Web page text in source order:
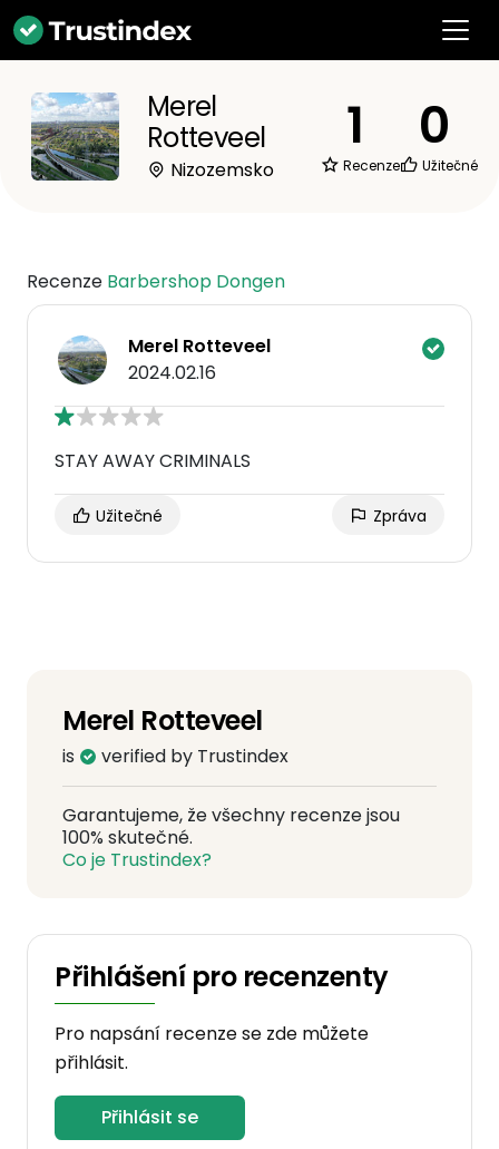
Merel
Rotteveel
Nizozemsko
1
Recenze
0
Užitečné
Recenze Barbershop Dongen
Merel Rotteveel
2024.02.16
STAY AWAY CRIMINALS
Užitečné Zpráva
Merel Rotteveel
is verified by Trustindex
Garantujeme, že všechny recenze jsou
100% skutečné.
Co je Trustindex?
Přihlášení pro recenzenty
Pro napsání recenze se zde můžete
přihlásit.
Přihlásit se